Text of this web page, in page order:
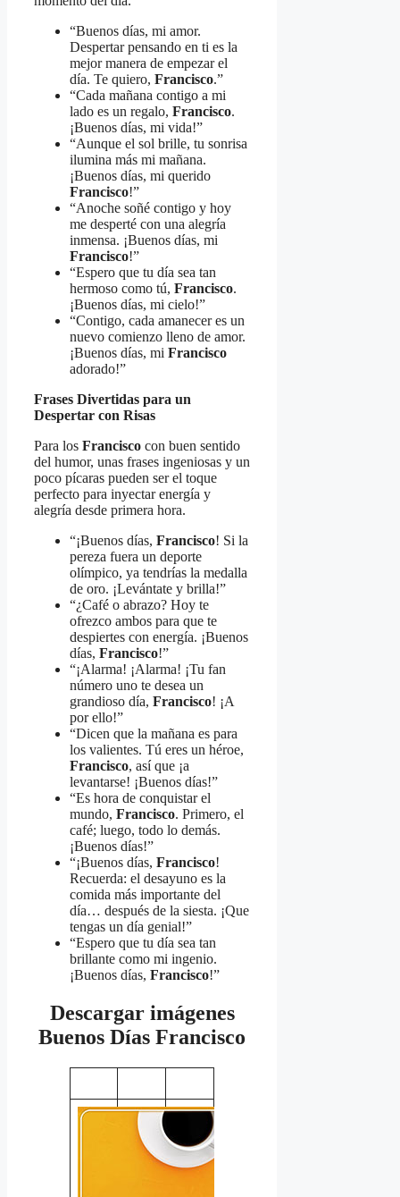
“Buenos días, mi amor.
Despertar pensando en ti es la
mejor manera de empezar el
día. Te quiero, Francisco.”
“Cada mañana contigo a mi
lado es un regalo, Francisco.
¡Buenos días, mi vida!”
“Aunque el sol brille, tu sonrisa
ilumina más mi mañana.
¡Buenos días, mi querido
Francisco!”
“Anoche soñé contigo y hoy
me desperté con una alegría
inmensa. ¡Buenos días, mi
Francisco!”
“Espero que tu día sea tan
hermoso como tú, Francisco.
¡Buenos días, mi cielo!”
“Contigo, cada amanecer es un
nuevo comienzo lleno de amor.
¡Buenos días, mi Francisco
adorado!”
Frases Divertidas para un
Despertar con Risas
Para los Francisco con buen sentido
del humor, unas frases ingeniosas y un
poco pícaras pueden ser el toque
perfecto para inyectar energía y
alegría desde primera hora.
“¡Buenos días, Francisco! Si la
pereza fuera un deporte
olímpico, ya tendrías la medalla
de oro. ¡Levántate y brilla!”
“¿Café o abrazo? Hoy te
ofrezco ambos para que te
despiertes con energía. ¡Buenos
días, Francisco!”
“¡Alarma! ¡Alarma! ¡Tu fan
número uno te desea un
grandioso día, Francisco! ¡A
por ello!”
“Dicen que la mañana es para
los valientes. Tú eres un héroe,
Francisco, así que ¡a
levantarse! ¡Buenos días!”
“Es hora de conquistar el
mundo, Francisco. Primero, el
café; luego, todo lo demás.
¡Buenos días!”
“¡Buenos días, Francisco!
Recuerda: el desayuno es la
comida más importante del
día… después de la siesta. ¡Que
tengas un día genial!”
“Espero que tu día sea tan
brillante como mi ingenio.
¡Buenos días, Francisco!”
Descargar imágenes
Buenos Días Francisco